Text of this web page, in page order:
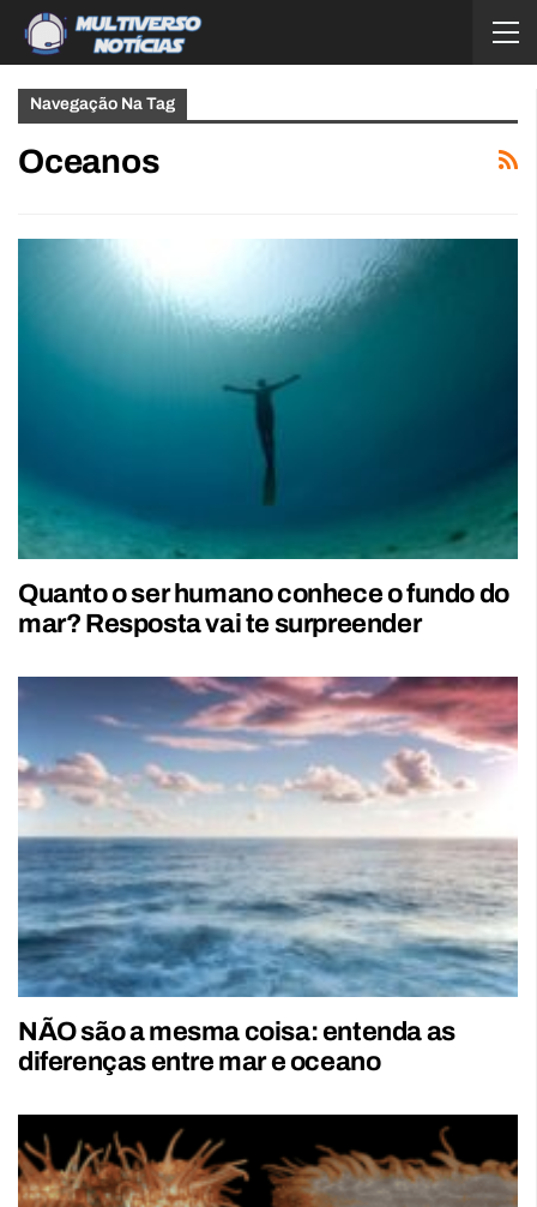
Navegação Na Tag
Oceanos
Quanto o ser humano conhece o fundo do
mar? Resposta vai te surpreender
NÃO são a mesma coisa: entenda as
diferenças entre mar e oceano